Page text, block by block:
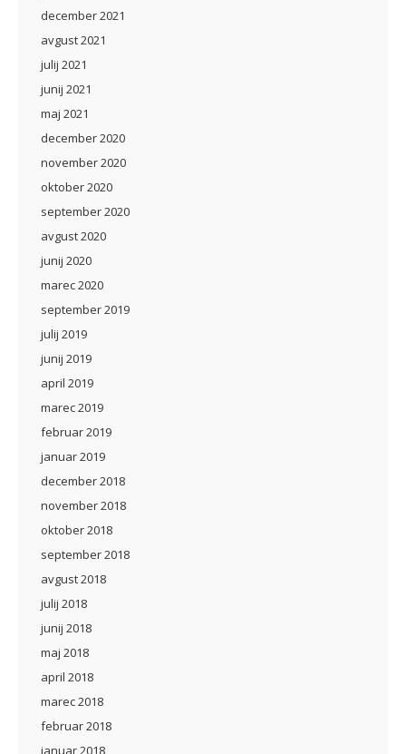
december 2021
avgust 2021
julij 2021
junij 2021
maj 2021
december 2020
november 2020
oktober 2020
september 2020
avgust 2020
junij 2020
marec 2020
september 2019
julij 2019
junij 2019
april 2019
marec 2019
februar 2019
januar 2019
december 2018
november 2018
oktober 2018
september 2018
avgust 2018
julij 2018
junij 2018
maj 2018
april 2018
marec 2018
februar 2018
januar 2018